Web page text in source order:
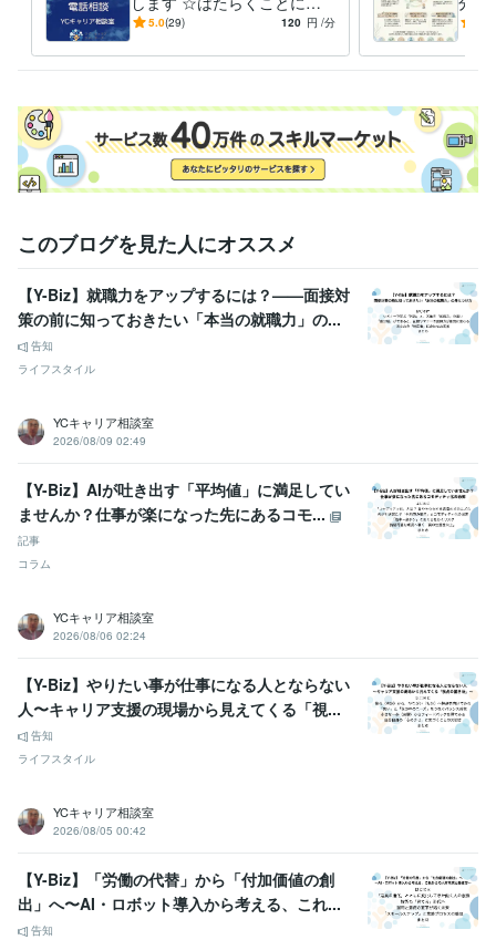
C:5年 C++:5年 HTML:20年Java:10年 JavaScript:10年
PHP:5年
PL/SQL:3年SQL:3年
ビジネス・クリエイティブツール
Google スプレッドシート:5年
Google ドキュメント:5年Numbers:10年Pages:10年
PowerPoint:10年
Word:10年STORES:1年弥生会計:1年
Google Analytics:5年Microsoft Project:4年ChatGPT:2年Bard:1年
その他ツール
ジョブカード:7年
得意分野
悩み相談・カウンセリング
キャリアカウンセリング・コンサルティ
ング
悩み 仕事 ビジネス
日本工業大学 1976年3月 ~ 1980年2月
いての相談相手☆
5.0(29) 120 円 /分
変え
このブログを見た人にオススメ
【Y-Biz】就職力をアップするには？——面接対
策の前に知っておきたい「本当の就職力」の...
告知
ライフスタイル
YCキャリア相談室
2026/08/09 02:49
【Y-Biz】AIが吐き出す「平均値」に満足してい
ませんか？仕事が楽になった先にあるコモ...
記事
コラム
YCキャリア相談室
2026/08/06 02:24
【Y-Biz】やりたい事が仕事になる人とならない
人〜キャリア支援の現場から見えてくる「視...
告知
ライフスタイル
YCキャリア相談室
2026/08/05 00:42
【Y-Biz】「労働の代替」から「付加価値の創
出」へ〜AI・ロボット導入から考える、これ...
告知